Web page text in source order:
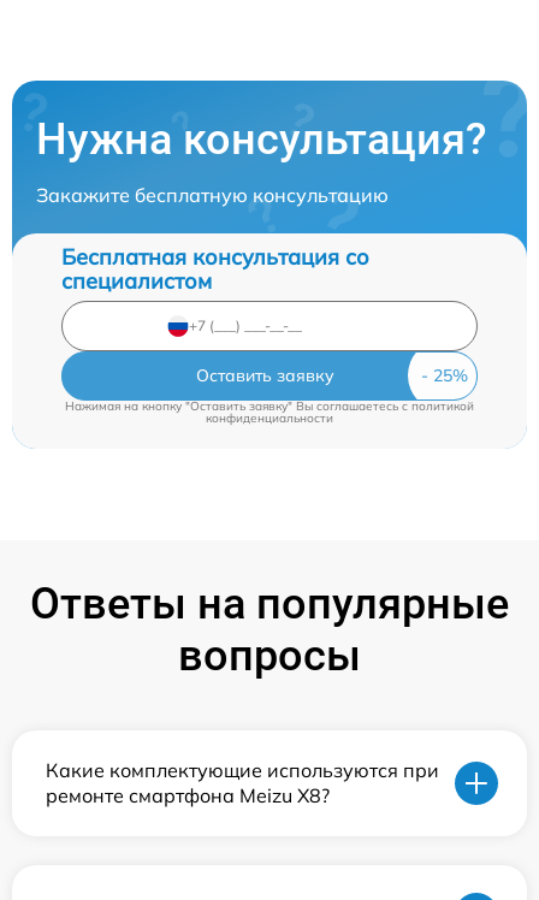
Нужна консультация?
Закажите бесплатную консультацию
Бесплатная консультация со
специалистом
Оставить заявку
Нажимая на кнопку "Оставить заявку" Вы соглашаетесь cполитикой
конфиденциальности
Ответы на популярные
вопросы
Какие комплектующие используются при
ремонте смартфона Meizu X8?